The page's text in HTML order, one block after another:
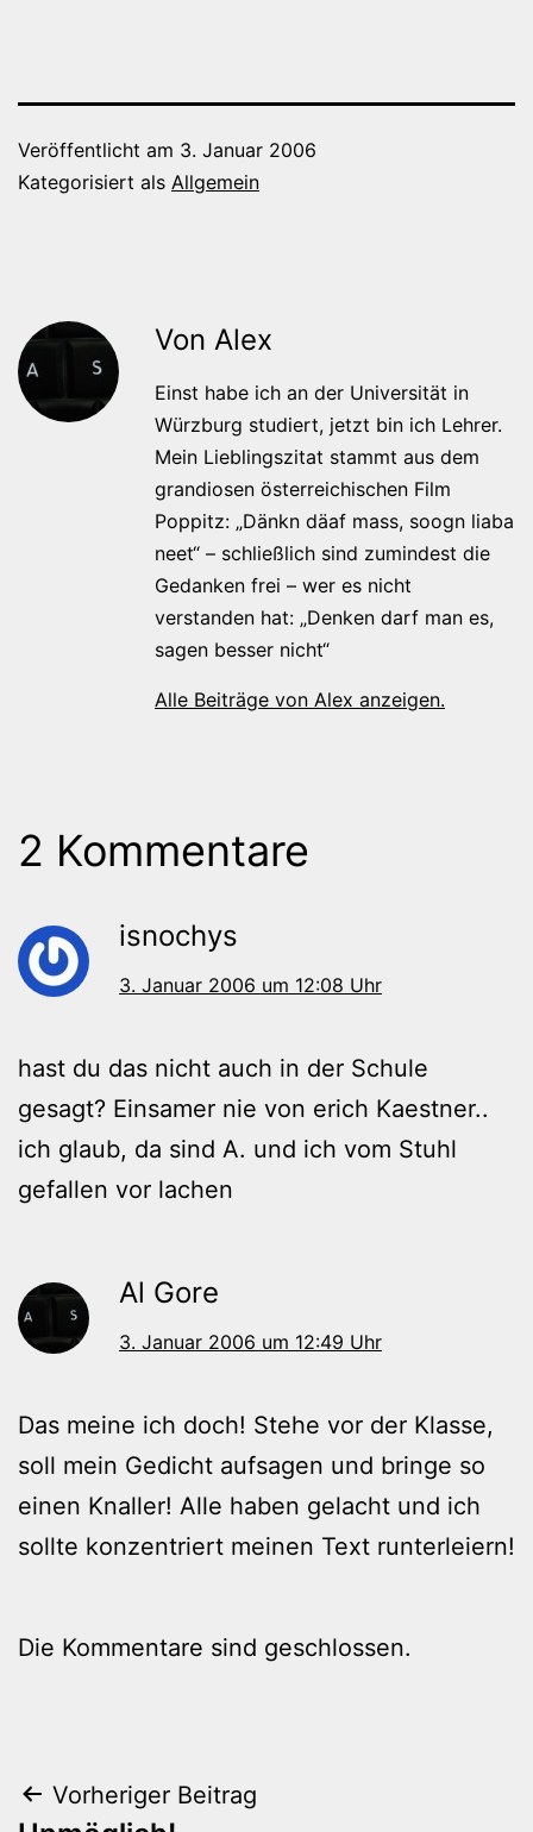
Veröffentlicht am 3. Januar 2006
Kategorisiert als Allgemein
Von Alex
Einst habe ich an der Universität in
Würzburg studiert, jetzt bin ich Lehrer.
Mein Lieblingszitat stammt aus dem
grandiosen österreichischen Film
Poppitz: „Dänkn däaf mass, soogn liaba
neet“ – schließlich sind zumindest die
Gedanken frei – wer es nicht
verstanden hat: „Denken darf man es,
sagen besser nicht“
Alle Beiträge von Alex anzeigen.
2 Kommentare
isnochys
3. Januar 2006 um 12:08 Uhr
hast du das nicht auch in der Schule
gesagt? Einsamer nie von erich Kaestner..
ich glaub, da sind A. und ich vom Stuhl
gefallen vor lachen
Al Gore
3. Januar 2006 um 12:49 Uhr
Das meine ich doch! Stehe vor der Klasse,
soll mein Gedicht aufsagen und bringe so
einen Knaller! Alle haben gelacht und ich
sollte konzentriert meinen Text runterleiern!
Die Kommentare sind geschlossen.
Beitragsnavigation
Vorheriger Beitrag